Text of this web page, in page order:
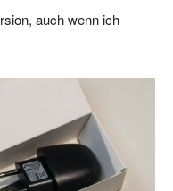
auch wenn ich